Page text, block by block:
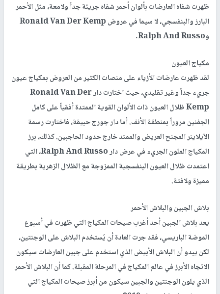
ظهرت شفاه العارضات بألوان أحمر شفاه جريئة جداً ولامعة، مثل الأحمر
البارز والبنفسجي، لا سيما في عروض Ronald Van Der Kemp
وRalph And Russo.
مكياج العيون
لقد ظهرت عارضات الأزياء على منصات الكثير من العروض بمكياج عيون
جريء جداً وغير تقليدي، حيث اختارت دار Ronald Van Der
Kemp ظلال العيون ذات الألوان القوية الممتدة أفقياً على كامل
الجفنين مروراً بمنطقة الأنف. أما دار جورج حبيقة، فاختارت رسمة
الآيلاينر المجنح العريض والممتد خارج حدود الحاجبين. كذلك، برز
المكياج الملون الجريء في عرض دار Ralph And Russo، التي
اعتمدت ظلال العيون البنفسجية الممزوجة مع الظلال الزهرية بطريقة
مميزة ولافتة.
بلاش الجبين والبلاش الأحمر
يعد بلاش الجبين أحد أغرب صيحات المكياج التي ظهرت في أسبوع
الموضة الباريسي، فقد جرت العادة أن يُستخدم البلاش على الوجنتين،
لكن يبدو أن البلاش الأبيض الذي استخدم على جبين العارضات سيكون
الاتجاه الأبرز في عالم المكياج في المرحلة المقبلة. كما أن البلاش الأحمر
الذي يلون الوجنتين والجبين سيكون من أبرز صيحات المكياج التي